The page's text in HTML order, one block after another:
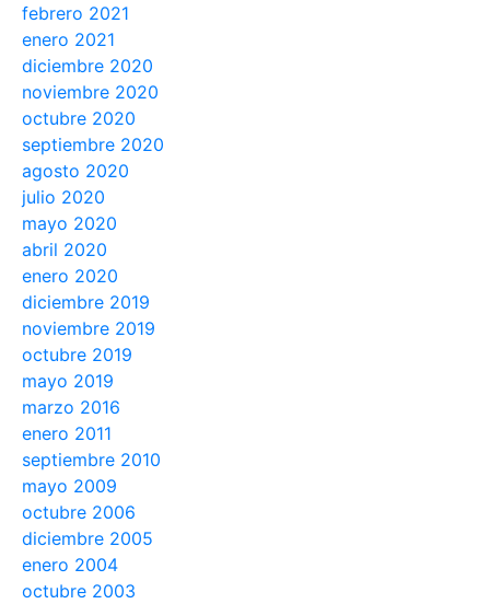
febrero 2021
enero 2021
diciembre 2020
noviembre 2020
octubre 2020
septiembre 2020
agosto 2020
julio 2020
mayo 2020
abril 2020
enero 2020
diciembre 2019
noviembre 2019
octubre 2019
mayo 2019
marzo 2016
enero 2011
septiembre 2010
mayo 2009
octubre 2006
diciembre 2005
enero 2004
octubre 2003